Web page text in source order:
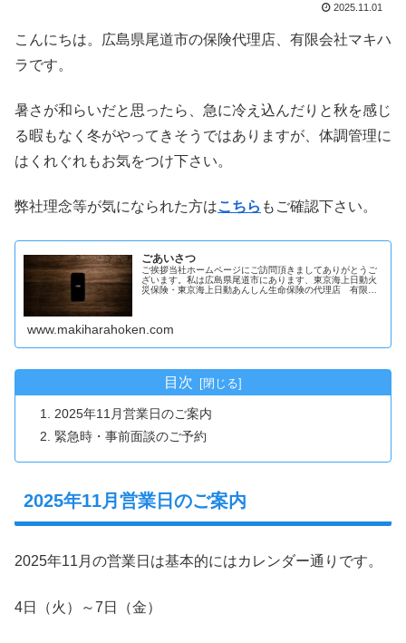
2025.11.01
こんにちは。広島県尾道市の保険代理店、有限会社マキハ
ラです。
暑さが和らいだと思ったら、急に冷え込んだりと秋を感じ
る暇もなく冬がやってきそうではありますが、体調管理に
はくれぐれもお気をつけ下さい。
弊社理念等が気になられた方はこちら もご確認下さい。
ごあいさつ
ご挨拶当社ホームページにご訪問頂きましてありがとうご
ざいます。私は広島県尾道市にあります、東京海上日動火
災保険・東京海上日動あんしん生命保険の代理店 有限会
www.makiharahoken.com
目次
2025年11月営業日のご案内
緊急時・事前面談のご予約
2025年11月営業日のご案内
2025年11月の営業日は基本的にはカレンダー通りです。
4日（火）～7日（金）